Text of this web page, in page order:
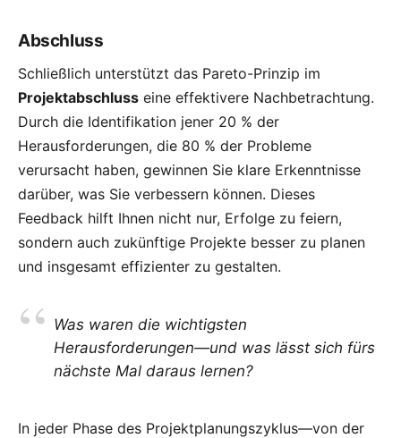
Abschluss
Schließlich unterstützt das Pareto-Prinzip im
Projektabschluss eine effektivere Nachbetrachtung.
Durch die Identifikation jener 20 % der
Herausforderungen, die 80 % der Probleme
verursacht haben, gewinnen Sie klare Erkenntnisse
darüber, was Sie verbessern können. Dieses
Feedback hilft Ihnen nicht nur, Erfolge zu feiern,
sondern auch zukünftige Projekte besser zu planen
und insgesamt effizienter zu gestalten.
Was waren die wichtigsten
Herausforderungen—und was lässt sich fürs
nächste Mal daraus lernen?
In jeder Phase des Projektplanungszyklus—von der